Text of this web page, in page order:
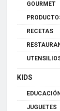
GOURMET
RECETAS
KIDS
EDUCACIÓN
JUGUETES